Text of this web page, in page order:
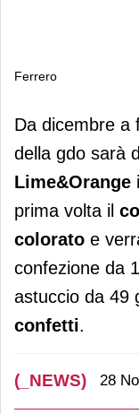
Ferrero
Ferrero
Da dicembre a
della gdo sarà
Lime&Orange
prima volta il
colorato e
confezione da
astuccio da 49
confetti.
(_NEWS) 28